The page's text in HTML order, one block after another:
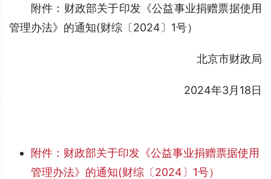
附件：财政部关于印发《公益事业捐赠票据使用
管理办法》的通知(财综〔2024〕1号）
北京市财政局
2024年3月18日
附件：财政部关于印发《公益事业捐赠票据使用
管理办法》的通知(财综〔2024〕1号）